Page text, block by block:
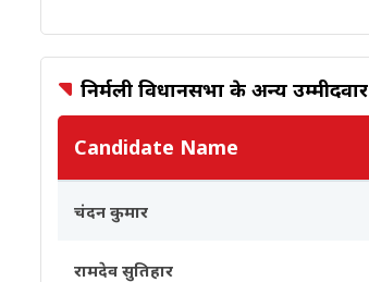
निर्मली विधानसभा के अन्य उम्मीदवार
Candidate Name
चंदन कुमार
रामदेव सुतिहार